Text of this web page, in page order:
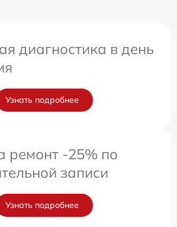
диагностика в день
Узнать подробнее
ремонт -25% по
записи
Узнать подробнее